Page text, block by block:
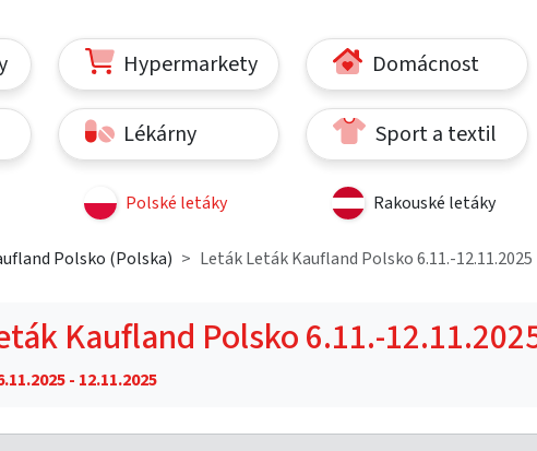
Hypermarkety Domácnost
Lékárny Sport a textil
Polské letáky Rakouské letáky
Polsko (Polska) Leták Leták Kaufland Polsko 6.11.-12.11.2025
Kaufland Polsko 6.11.-
- 12.11.2025